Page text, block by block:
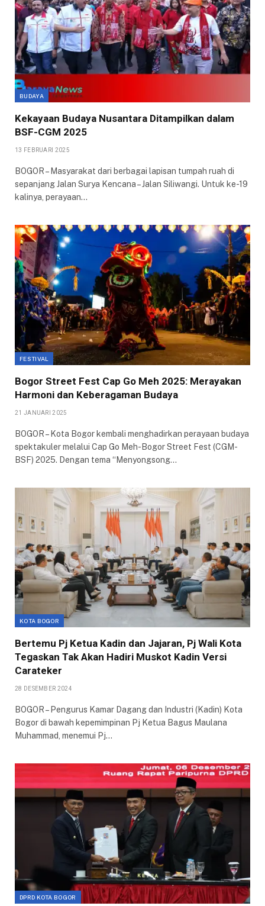
BUDAYA
Kekayaan Budaya Nusantara Ditampilkan dalam
BSF-CGM 2025
13 FEBRUARI 2025
BOGOR – Masyarakat dari berbagai lapisan tumpah ruah di
sepanjang Jalan Surya Kencana – Jalan Siliwangi. Untuk ke-19
kalinya, perayaan…
FESTIVAL
Bogor Street Fest Cap Go Meh 2025: Merayakan
Harmoni dan Keberagaman Budaya
21 JANUARI 2025
BOGOR – Kota Bogor kembali menghadirkan perayaan budaya
spektakuler melalui Cap Go Meh-Bogor Street Fest (CGM-
BSF) 2025. Dengan tema “Menyongsong…
KOTA BOGOR
Bertemu Pj Ketua Kadin dan Jajaran, Pj Wali Kota
Tegaskan Tak Akan Hadiri Muskot Kadin Versi
Carateker
28 DESEMBER 2024
BOGOR – Pengurus Kamar Dagang dan Industri (Kadin) Kota
Bogor di bawah kepemimpinan Pj Ketua Bagus Maulana
Muhammad, menemui Pj…
DPRD KOTA BOGOR